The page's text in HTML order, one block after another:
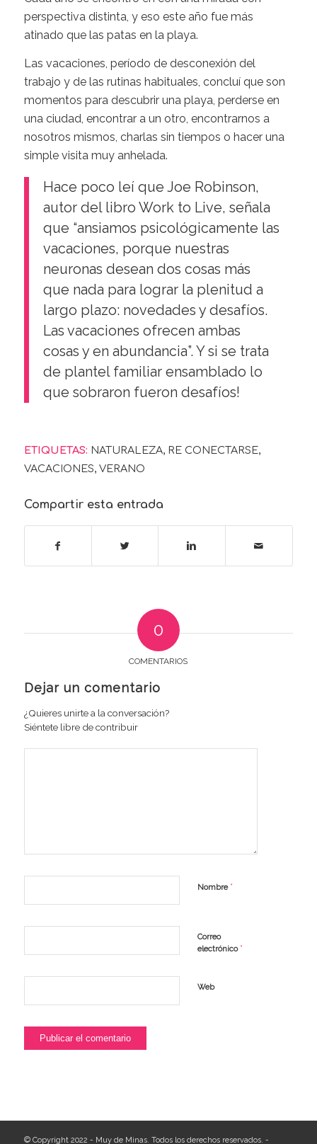
perspectiva distinta, y eso este año fue más
atinado que las patas en la playa.
Las vacaciones, período de desconexión del
trabajo y de las rutinas habituales, concluí que son
momentos para descubrir una playa, perderse en
una ciudad, encontrar a un otro, encontrarnos a
nosotros mismos, charlas sin tiempos o hacer una
simple visita muy anhelada.
Hace poco leí que Joe Robinson,
autor del libro Work to Live, señala
que “ansiamos psicológicamente las
vacaciones, porque nuestras
neuronas desean dos cosas más
que nada para lograr la plenitud a
largo plazo: novedades y desafíos.
Las vacaciones ofrecen ambas
cosas y en abundancia”. Y si se trata
de plantel familiar ensamblado lo
que sobraron fueron desafíos!
ETIQUETAS: NATURALEZA, RE CONECTARSE,
VACACIONES, VERANO
Compartir esta entrada
0
COMENTARIOS
Dejar un comentario
¿Quieres unirte a la conversación?
Siéntete libre de contribuir
Nombre *
Correo
electrónico *
Web
© Copyright 2022 - Muy de Minas. Todos los derechos reservados. -